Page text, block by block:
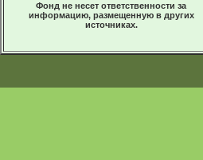
Фонд не несет ответственности за
информацию, размещенную в других
источниках.